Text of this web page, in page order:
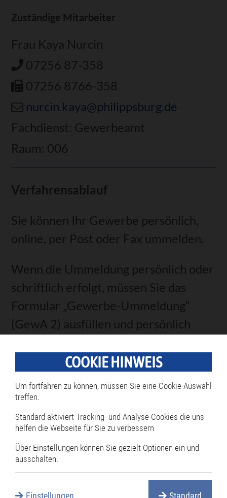
Zuständige Mitarbeiter
Frau Kaya Nurcin
07256 87-358
07256 8766-358
nurcin.kaya@philippsburg.de
Fachdienst: Gewerbeamt
Raum: 006
Verfahrensablauf
Sie können Ihr Gewerbe persönlich,
online, per Post oder Fax ummelden.
Wenn die Ummeldung persönlich oder
schriftlich erfolgt, müssen Sie das
Formular „Gewerbe-Ummeldung“
(GewA 2) ausfüllen und persönlich
Das Formular „GewA 2“ liegt bei der
für die Ummeldung zuständigen Stelle
aus, beziehungsweise steht auch, je
nach Angebot, zum Download zur
Verfügung.
Die zuständige Stelle bescheinigt den
Empfang Ihrer Gewerbeummeldung,
wenn das Ummeldeformular
COOKIE HINWEIS
Um fortfahren zu können, müssen Sie eine Cookie-Auswahl
treffen.
Standard aktiviert Tracking- und Analyse-Cookies die uns
helfen die Webseite für Sie zu verbessern
Über Einstellungen können Sie gezielt Optionen ein und
ausschalten.
Einstellungen Standard